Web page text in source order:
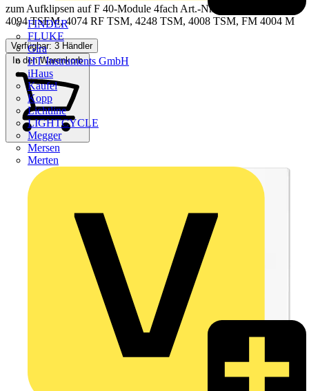
FINDER
FLUKE
Gira
HT Instruments GmbH
iHaus
Kaufel
Kopp
Lichtline
LIGHTCYCLE
Megger
Mersen
Merten
zum Aufklipsen auf F 40-Module 4fach Art.-Nr.: LS 4294 1ST,
4094 TSEM, 4074 RF TSM, 4248 TSM, 4008 TSM, FM 4004 M
Verfügbar: 3 Händler
In den Warenkorb